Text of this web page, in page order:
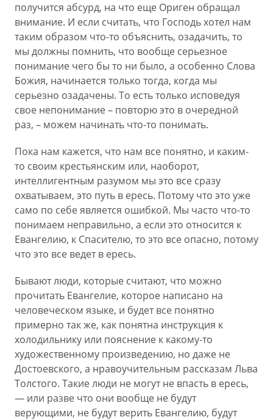
получится абсурд, на что еще Ориген обращал
внимание. И если считать, что Господь хотел нам
таким образом что-то объяснить, озадачить, то
мы должны помнить, что вообще серьезное
понимание чего бы то ни было, а особенно Слова
Божия, начинается только тогда, когда мы
серьезно озадачены. То есть только исповедуя
свое непонимание – повторю это в очередной
раз, – можем начинать что-то понимать.
Пока нам кажется, что нам все понятно, и каким-
то своим крестьянским или, наоборот,
интеллигентным разумом мы это все сразу
охватываем, это путь в ересь. Потому что это уже
само по себе является ошибкой. Мы часто что-то
понимаем неправильно, а если это относится к
Евангелию, к Спасителю, то это все опасно, потому
что это все ведет в ересь.
Бывают люди, которые считают, что можно
прочитать Евангелие, которое написано на
человеческом языке, и будет все понятно
примерно так же, как понятна инструкция к
холодильнику или пояснение к какому-то
художественному произведению, но даже не
Достоевского, а нравоучительным рассказам Льва
Толстого. Такие люди не могут не впасть в ересь,
— или разве что они вообще не будут
верующими, не будут верить Евангелию, будут